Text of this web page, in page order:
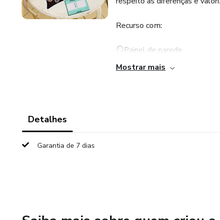
Recurso com:
🪞Painel de parede
Mostrar mais
Detalhes
Garantia de 7 dias